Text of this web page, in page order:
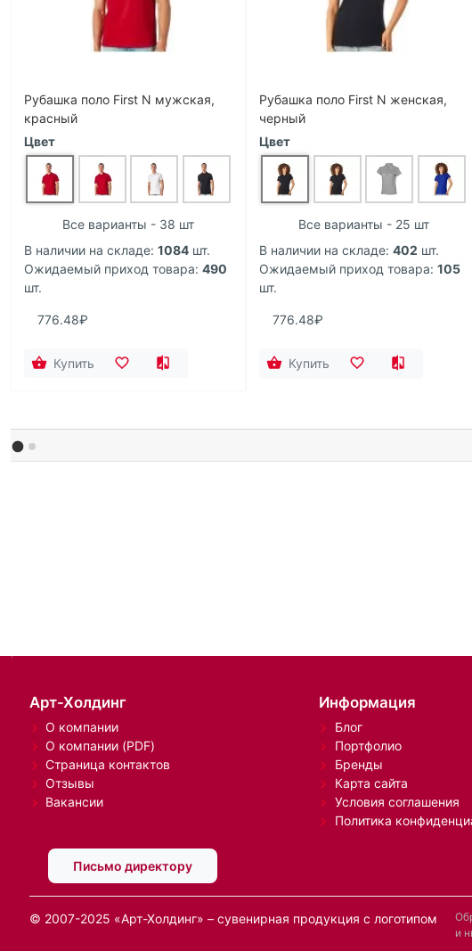
Рубашка поло First N мужская,
красный
Цвет
Все варианты - 38 шт
В наличии на складе: 1084 шт.
Ожидаемый приход товара: 490
шт.
776.48₽
Купить
Рубашка поло First N женская,
черный
Цвет
Все варианты - 25 шт
В наличии на складе: 402 шт.
Ожидаемый приход товара: 105
шт.
776.48₽
Купить
Арт-Холдинг
О компании
О компании (PDF)
Страница контактов
Отзывы
Вакансии
Письмо директору
Информация
Блог
Портфолио
Бренды
Карта сайта
Условия соглашения
Политика
© 2007-2025 «Арт-Холдинг» – сувенирная продукция с логотипом
и